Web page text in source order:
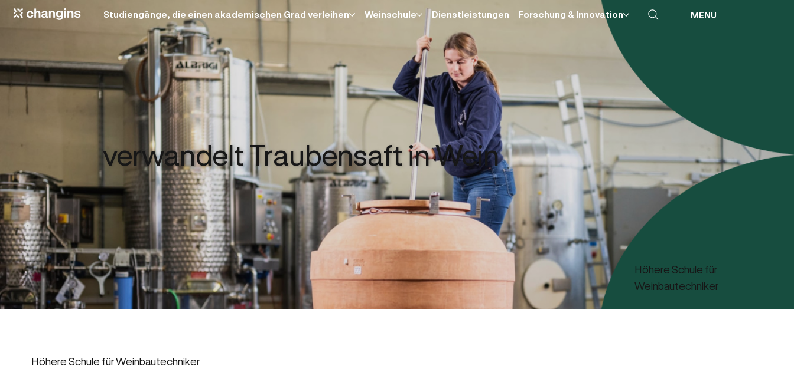
Studiengänge, die einen akademischen Grad verleihen Weinschule Dienstleistungen Forschung & Innovation MENU
verwandelt Traubensaft in Wein
Höhere Schule für
Weinbautechniker
Höhere Schule für Weinbautechniker